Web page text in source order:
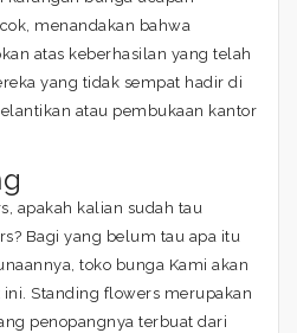
menandakan bahwa
atas keberhasilan yang telah
yang tidak sempat hadir di
atau pembukaan kantor
apakah kalian sudah tau
Bagi yang belum tau apa itu
toko bunga Kami akan
Standing flowers merupakan
penopangnya terbuat dari